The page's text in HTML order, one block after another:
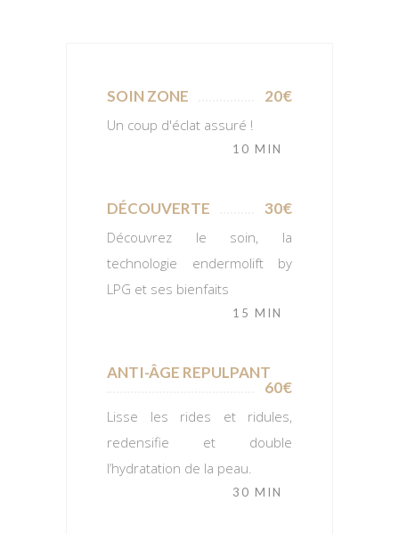
SOIN ZONE 20€
Un coup d'éclat assuré !
10 MIN
DÉCOUVERTE 30€
Découvrez le soin, la
technologie endermolift by
LPG et ses bienfaits
15 MIN
ANTI-ÂGE REPULPANT
60€
Lisse les rides et ridules,
redensifie et double
l’hydratation de la peau.
30 MIN